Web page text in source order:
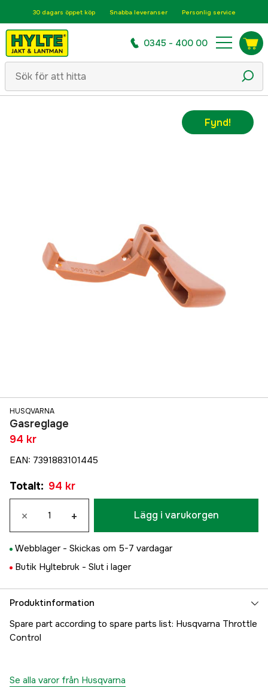
30 dagars öppet köp Snabba leveranser Personlig service
0345 - 400 00
Fynd!
HUSQVARNA
Gasreglage
94 kr
EAN: 7391883101445
Totalt: 94 kr
× + Lägg i varukorgen
Webblager - Skickas om 5-7 vardagar
Butik Hyltebruk - Slut i lager
Produktinformation
Spare part according to spare parts list: Husqvarna Throttle
Control
Se alla varor från Husqvarna